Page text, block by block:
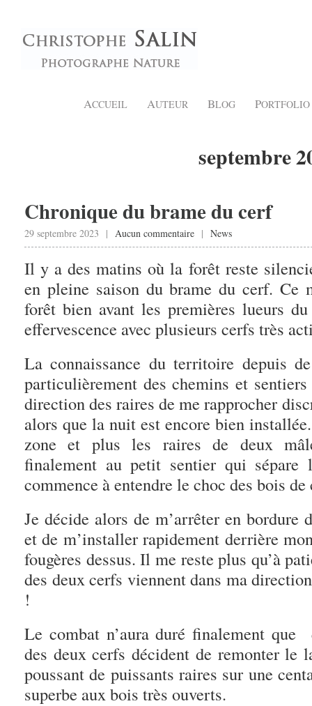
ACCUEIL AUTEUR BLOG PORTFOLIO
septembre
Chronique du brame du cerf
29 septembre 2023 | Aucun commentaire | News
Il y a des matins où la forêt reste
en pleine saison du brame du cerf. Ce
forêt bien avant les premières lueurs
effervescence avec plusieurs cerfs très
La connaissance du territoire depuis
particulièrement des chemins et
direction des raires de me rapprocher
alors que la nuit est encore bien
zone et plus les raires de deux
finalement au petit sentier qui sépare
commence à entendre le choc des bois
Je décide alors de m’arrêter en bordure
et de m’installer rapidement derrière
fougères dessus. Il me reste plus qu’à
des deux cerfs viennent dans ma
!
Le combat n’aura duré finalement que
des deux cerfs décident de remonter le
poussant de puissants raires sur une
superbe aux bois très ouverts.